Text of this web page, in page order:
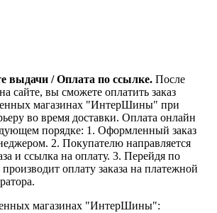
выдачи / Оплата по ссылке. После
сайте, вы сможете оплатить заказ
магазинах "ИнтерШины" при
во время доставки. Оплата онлайн
порядке: 1. Оформленный заказ
2. Покупателю направляется
и ссылка на оплату. 3. Перейдя по
оплату заказа на платежной
магазинах "ИнтерШины":